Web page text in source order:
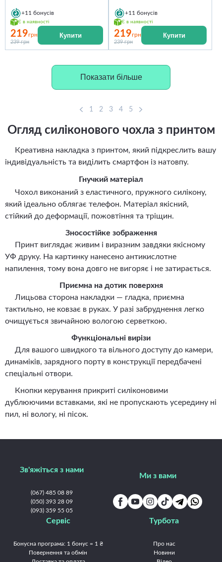
+11 бонусів
Є в наявності
219грн
239 грн
Купити
+11 бонусів
Є в наявності
219грн
239 грн
Купити
Показати більше
1 2 3 4 5
Огляд силіконового чохла з принтом
Креативна накладка з принтом, який підкреслить вашу
індивідуальність та виділить смартфон із натовпу.
Гнучкий матеріал
Чохол виконаний з еластичного, пружного силікону,
який ідеально облягає телефон. Матеріал якісний,
стійкий до деформації, пожовтіння та тріщин.
Зносостійке зображення
Принт виглядає живим і виразним завдяки якісному
УФ друку. На картинку нанесено антикислотне
напилення, тому вона довго не вигоряє і не затирається.
Приємна на дотик поверхня
Лицьова сторона накладки — гладка, приємна
тактильно, не ковзає в руках. У разі забруднення легко
очищується звичайною вологою серветкою.
Функціональні вирізи
Для вашого швидкого та вільного доступу до камери,
динаміків, зарядного порту в конструкції передбачені
спеціальні отвори.
Кнопки керування прикриті силіконовими
дублюючими вставками, які не пропускають усередину ні
пил, ні вологу, ні пісок.
Зв'яжіться з нами
(067) 485 08 89
(050) 393 28 09
(093) 359 55 05
Ми з вами
Сервіс
Бонусна програма: 1 бонус = 1 ₴
Повернення та обмін
Турбота
Про нас
Новини